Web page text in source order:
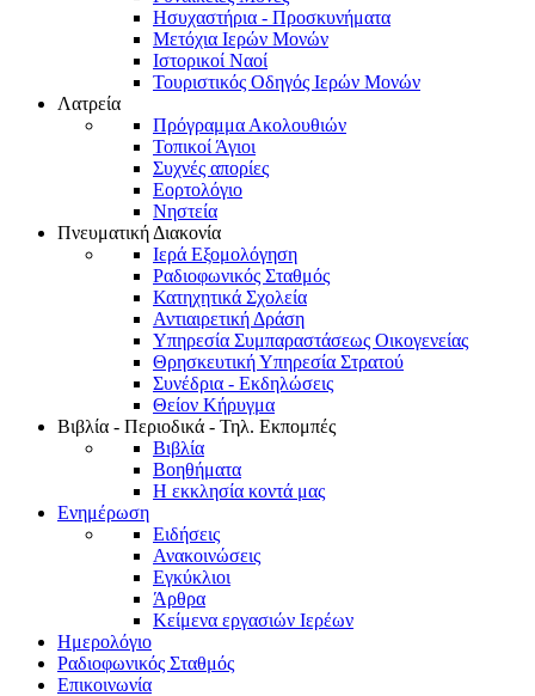
Ησυχαστήρια - Προσκυνήματα
Μετόχια Ιερών Μονών
Ιστορικοί Ναοί
Τουριστικός Οδηγός Ιερών Μονών
Λατρεία
Πρόγραμμα Ακολουθιών
Τοπικοί Άγιοι
Συχνές απορίες
Εορτολόγιο
Νηστεία
Πνευματική Διακονία
Ιερά Εξομολόγηση
Ραδιοφωνικός Σταθμός
Κατηχητικά Σχολεία
Αντιαιρετική Δράση
Υπηρεσία Συμπαραστάσεως Οικογενείας
Θρησκευτική Υπηρεσία Στρατού
Συνέδρια - Εκδηλώσεις
Θείον Κήρυγμα
Βιβλία - Περιοδικά - Τηλ. Εκπομπές
Βιβλία
Βοηθήματα
Η εκκλησία κοντά μας
Ενημέρωση
Ειδήσεις
Ανακοινώσεις
Εγκύκλιοι
Άρθρα
Κείμενα εργασιών Ιερέων
Ημερολόγιο
Ραδιοφωνικός Σταθμός
Επικοινωνία